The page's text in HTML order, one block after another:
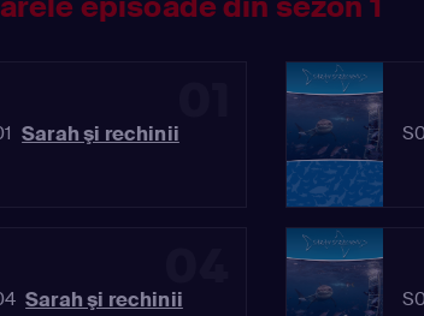
Sarah şi rechinii
Sarah şi rechinii